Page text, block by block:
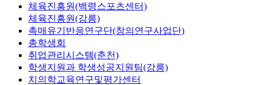
체육진흥원(백령스포츠센터)
체육진흥원(강릉)
촉매유기반응연구단(창의연구사업단)
총학생회
취업관리시스템(춘천)
학생지원과 학생성공지원팀(강릉)
치의학교육연구및평가센터